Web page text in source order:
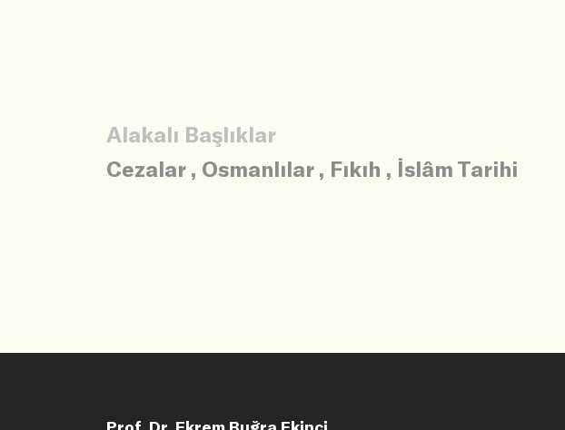
Alakalı Başlıklar
Cezalar , Osmanlılar , Fıkıh , İslâm Tarihi